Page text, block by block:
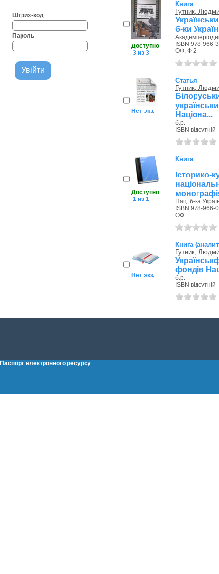
Штрих-код
Пароль
Доступно
3 из 3
Книга
Гутник,
б-ки
ISBN 978-966-
ОФ, Ф 2
Нет экз.
Статья
Гутник,
Націона...
б.р.
ISBN відсутній
Доступно
1 из 1
Книга
Нац. б-ка
ISBN 978-966-
ОФ
Нет экз.
Книга
Гутник,
фондів
б.р.
ISBN відсутній
Паспорт електронного ресурсу